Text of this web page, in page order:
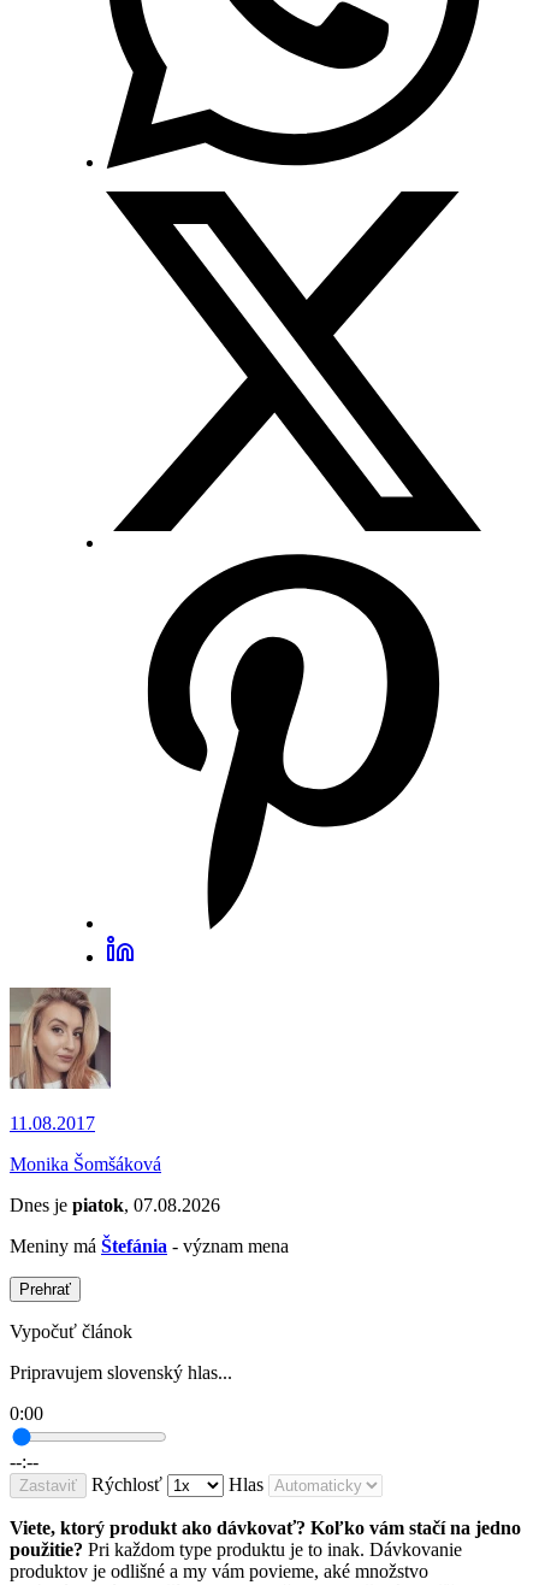
11.08.2017
Monika Šomšáková
Dnes je piatok, 07.08.2026
Meniny má Štefánia - význam mena
Prehrať
Vypočuť článok
Pripravujem slovenský hlas...
0:00
--:--
Zastaviť Rýchlosť Hlas
Viete, ktorý produkt ako dávkovať? Koľko vám stačí na jedno
použitie? Pri každom type produktu je to inak. Dávkovanie
produktov je odlišné a my vám povieme, aké množstvo